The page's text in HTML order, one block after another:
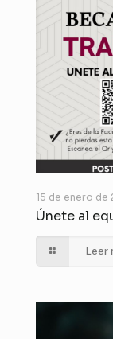
15 de enero de
Únete al
Leer